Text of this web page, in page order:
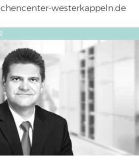
westerkappeln.de